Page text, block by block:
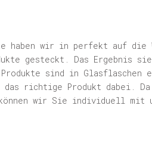
haben wir in perfekt auf die
gesteckt. Das Ergebnis
sind in Glasflaschen
richtige Produkt dabei. Da
wir Sie individuell mit